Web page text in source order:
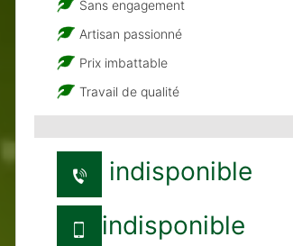
Sans engagement
Artisan passionné
Prix imbattable
Travail de qualité
indisponible
indisponible